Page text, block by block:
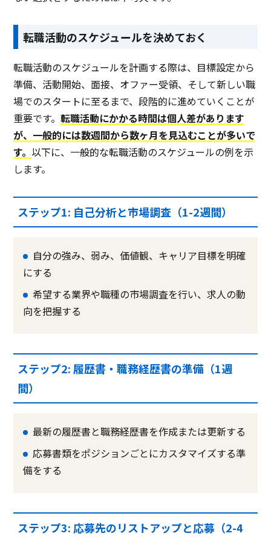
転職活動のスケジュールを決めておく
転職活動のスケジュールを計画する際は、目標設定から
準備、活動開始、面接、オファー受領、そして新しい職
場でのスタートに至るまで、段階的に進めていくことが
重要です。転職活動にかかる時間は個人差があります
が、一般的には数週間から数ヶ月を見込むことが多いで
す。 以下に、一般的な転職活動のスケジュールの例を示
します。
ステップ1: 自己分析と市場調査（1-2週間）
自分の強み、弱み、価値観、キャリア目標を明確
にする
希望する業界や職種の市場調査を行い、求人の動
向を把握する
ステップ2: 履歴書・職務経歴書の準備（1週
間）
最新の履歴書と職務経歴書を作成または更新する
応募書類をポジションごとにカスタマイズする準
備をする
ステップ3: 応募先のリストアップと応募（2-4